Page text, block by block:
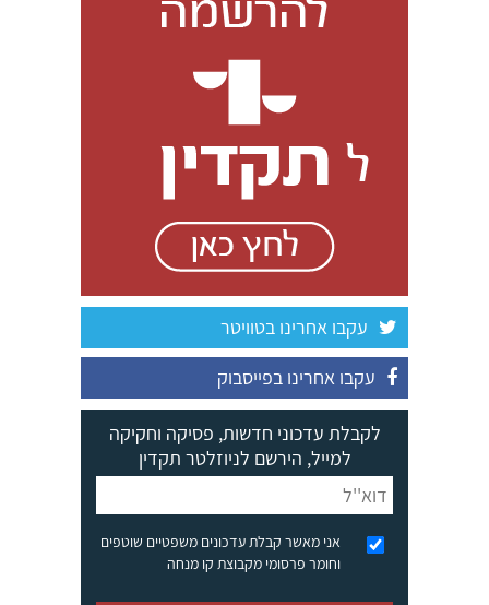
עקבו אחרינו בטוויטר
עקבו אחרינו בפייסבוק
לקבלת עדכוני חדשות, פסיקה וחקיקה
למייל, הירשם לניוזלטר תקדין
אני מאשר קבלת עדכונים משפטיים שוטפים
וחומר פרסומי מקבוצת קו מנחה